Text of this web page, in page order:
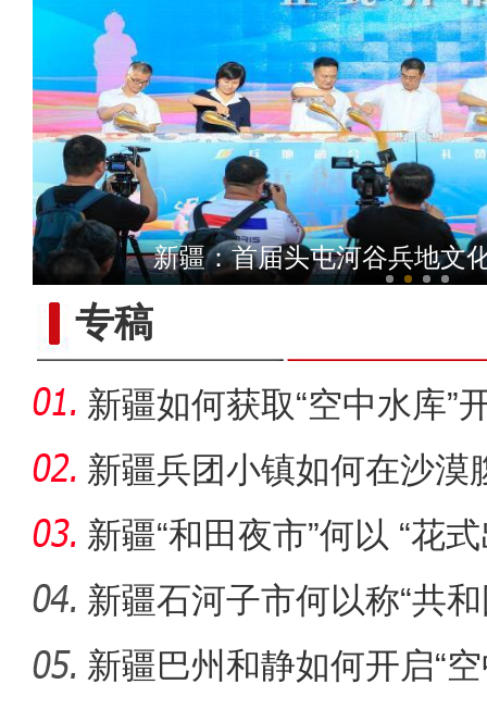
《游在新疆、吃住在兵团》
桃棚喜丰收 采摘
新疆昭苏万亩油菜花
专稿
新疆如何获取“空中水库”
新疆兵团小镇如何在沙漠
迹”？
新疆“和田夜市”何以 “花
新疆石河子市何以称“共
新疆巴州和静如何开启“